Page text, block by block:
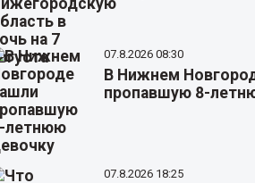
07.8.2026 08:30
В Нижнем
пропавшую 8-
07.8.2026 18:25